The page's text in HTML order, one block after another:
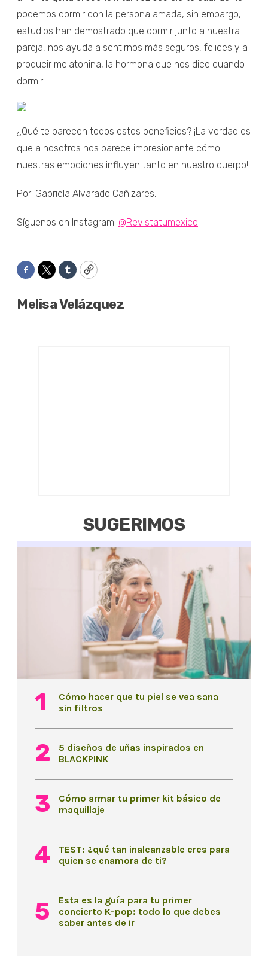
podemos dormir con la persona amada, sin embargo,
estudios han demostrado que dormir junto a nuestra
pareja, nos ayuda a sentirnos más seguros, felices y a
producir melatonina, la hormona que nos dice cuando
dormir.
¿Qué te parecen todos estos beneficios? ¡La verdad es
que a nosotros nos parece impresionante cómo
nuestras emociones influyen tanto en nuestro cuerpo!
Por: Gabriela Alvarado Cañizares.
Síguenos en Instagram: @Revistatumexico
Facebook
TwitterTumblrCopy
Melisa Velázquez
SUGERIMOS
Cómo hacer que tu piel se vea sana
sin filtros
5 diseños de uñas inspirados en
BLACKPINK
Cómo armar tu primer kit básico de
maquillaje
TEST: ¿qué tan inalcanzable eres para
quien se enamora de ti?
Esta es la guía para tu primer
concierto K-pop: todo lo que debes
saber antes de ir